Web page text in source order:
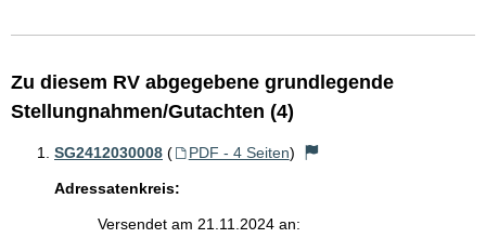
Zu diesem RV abgegebene grundlegende
Stellungnahmen/Gutachten (4)
SG2412030008 ( PDF - 4 Seiten)
Adressatenkreis:
Versendet am 21.11.2024 an: